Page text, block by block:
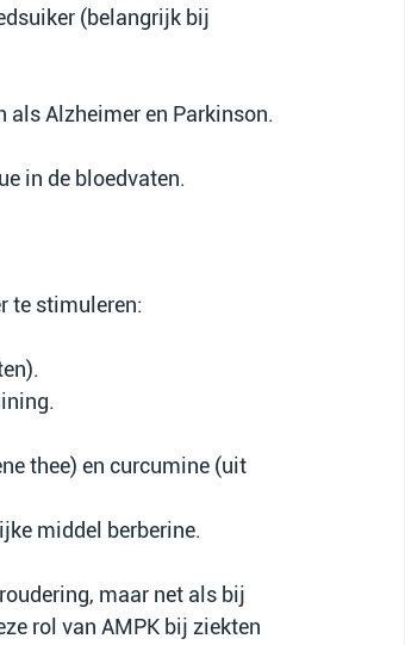
(belangrijk bij
als Alzheimer en Parkinson.
in de bloedvaten.
te stimuleren:
thee) en curcumine (uit
middel berberine.
maar net als bij
rol van AMPK bij ziekten